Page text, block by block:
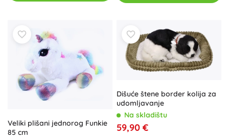
Veliki plišani jednorog Funkie
85 cm
Dišuće štene border kolija za
udomljavanje
Na skladištu
59,90 €